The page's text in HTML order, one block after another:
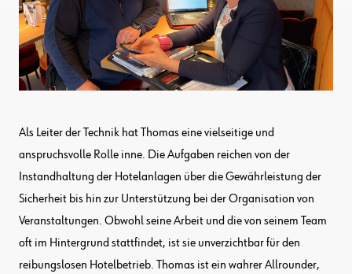
Als Leiter der Technik hat Thomas eine vielseitige und
anspruchsvolle Rolle inne. Die Aufgaben reichen von der
Instandhaltung der Hotelanlagen über die Gewährleistung der
Sicherheit bis hin zur Unterstützung bei der Organisation von
Veranstaltungen. Obwohl seine Arbeit und die von seinem Team
oft im Hintergrund stattfindet, ist sie unverzichtbar für den
reibungslosen Hotelbetrieb. Thomas ist ein wahrer Allrounder,